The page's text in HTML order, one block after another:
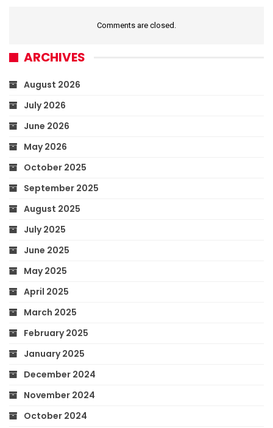
Comments are closed.
ARCHIVES
August 2026
July 2026
June 2026
May 2026
October 2025
September 2025
August 2025
July 2025
June 2025
May 2025
April 2025
March 2025
February 2025
January 2025
December 2024
November 2024
October 2024